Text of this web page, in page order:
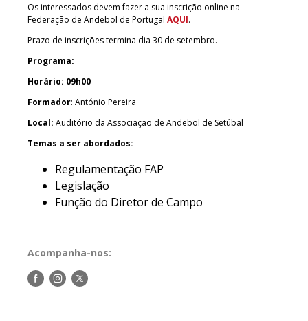
Os interessados devem fazer a sua inscrição online na
Federação de Andebol de Portugal AQUI.
Prazo de inscrições termina dia 30 de setembro.
Programa:
Horário: 09h00
Formador: António Pereira
Local: Auditório da Associação de Andebol de Setúbal
Temas a ser abordados:
Regulamentação FAP
Legislação
Função do Diretor de Campo
Acompanha-nos:
Siga-Siga-Siga-